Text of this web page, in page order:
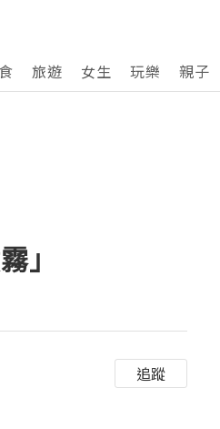
旅遊 女生 玩樂 親子
」
追蹤